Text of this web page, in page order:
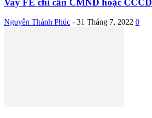
Vay FE chỉ cần CMND hoặc CCCD
Nguyễn Thành Phúc - 31 Tháng 7, 2022 0